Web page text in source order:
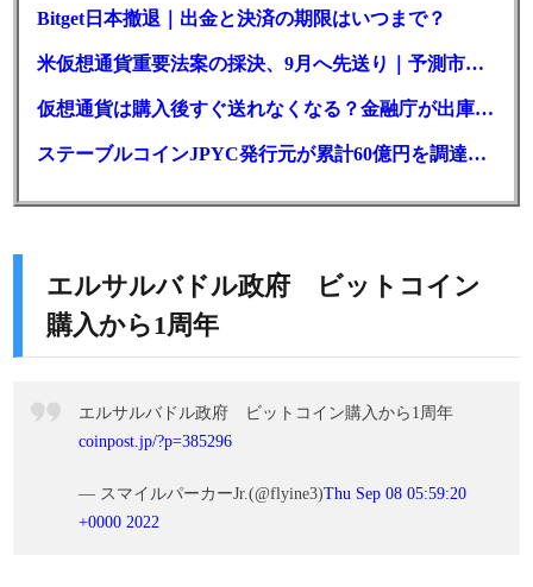
Bitget日本撤退｜出金と決済の期限はいつまで？
米仮想通貨重要法案の採決、9月へ先送り｜予測市場の成立確率は14%に
仮想通貨は購入後すぐ送れなくなる？金融庁が出庫制限を要請
ステーブルコインJPYC発行元が累計60億円を調達、物流大手も出資参画
エルサルバドル政府 ビットコイン
購入から1周年
エルサルバドル政府 ビットコイン購入から1周年
coinpost.jp/?p=385296
— スマイルパーカーJr.(@flyine3)Thu Sep 08 05:59:20
+0000 2022